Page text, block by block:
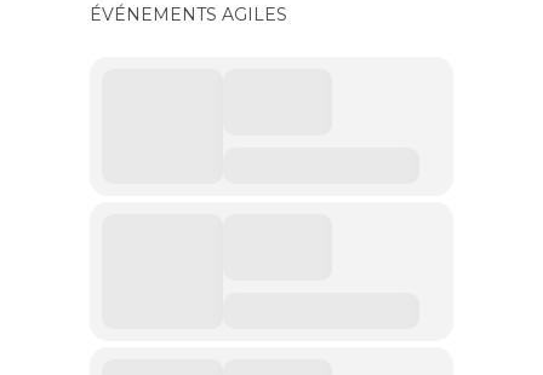
ÉVÉNEMENTS AGILES